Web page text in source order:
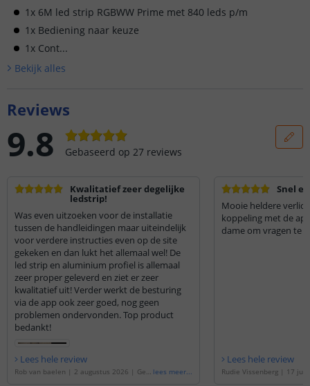
1x 6M led strip RGBWW Prime met 840 leds p/m
1x Bediening naar keuze
1x Cont...
Bekijk alles
Reviews
9.8 Gebaseerd op 27 reviews
Kwalitatief zeer degelijke
ledstrip!
Was even uitzoeken voor de installatie
tussen de handleidingen maar uiteindelijk
voor verdere instructies even op de site
gekeken en dan lukt het allemaal wel! De
led strip en aluminium profiel is allemaal
zeer proper geleverd en ziet er zeer
kwalitatief uit! Verder werkt de besturing
via de app ook zeer goed, nog geen
problemen ondervonden. Top product
bedankt!
Lees hele review
Rob van baelen | 2 augustus 2026 | Geb
lees meer...
Snel
Mooie heldere
koppeling met de
dame om vragen te
Lees hele review
Rudie Vissenberg| 17